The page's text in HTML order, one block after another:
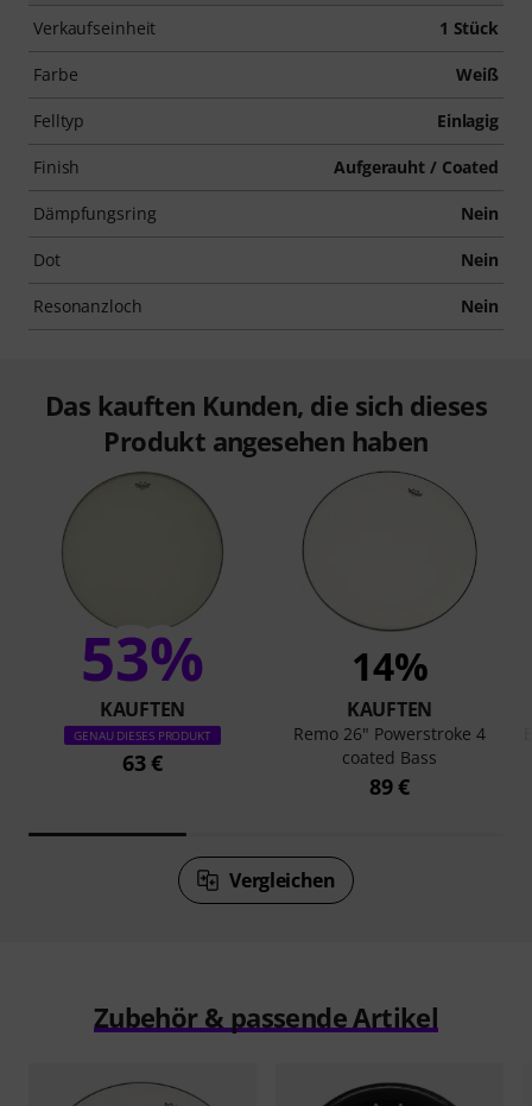
Verkaufseinheit 1 Stück
Farbe Weiß
Felltyp Einlagig
Finish Aufgerauht / Coated
Dämpfungsring Nein
Dot Nein
Resonanzloch Nein
Das kauften Kunden, die sich dieses
Produkt angesehen haben
53%
KAUFTEN
GENAU DIESES PRODUKT
63 €
14%
KAUFTEN
Remo 26" Powerstroke 4
coated Bass
89 €
Vergleichen
Zubehör & passende Artikel